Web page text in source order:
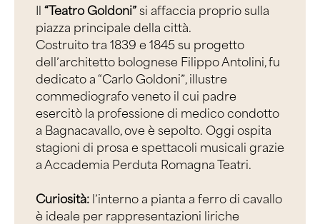
Il “Teatro Goldoni”si affaccia proprio sulla
piazza principale della città.
Costruito tra 1839 e 1845 su progetto
dell’architetto bolognese Filippo Antolini, fu
dedicato a “Carlo Goldoni”, illustre
commediografo veneto il cui padre
esercitò la professione di medico condotto
a Bagnacavallo, ove è sepolto. Oggi ospita
stagioni di prosa e spettacoli musicali grazie
a Accademia Perduta Romagna Teatri.
Curiosità: l’interno a pianta a ferro di cavallo
è ideale per rappresentazioni liriche